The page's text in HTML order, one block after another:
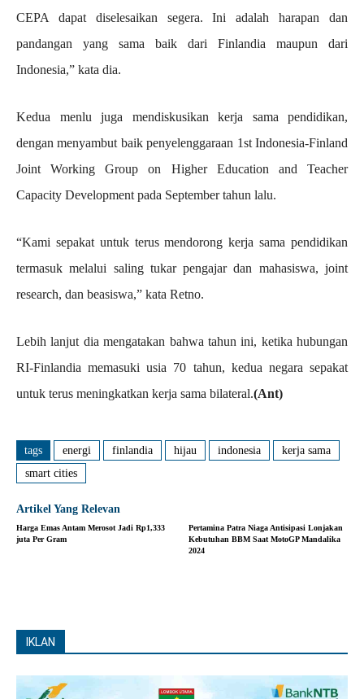
CEPA dapat diselesaikan segera. Ini adalah harapan dan
pandangan yang sama baik dari Finlandia maupun dari
Indonesia,” kata dia.
Kedua menlu juga mendiskusikan kerja sama pendidikan,
dengan menyambut baik penyelenggaraan 1st Indonesia-Finland
Joint Working Group on Higher Education and Teacher
Capacity Development pada September tahun lalu.
“Kami sepakat untuk terus mendorong kerja sama pendidikan
termasuk melalui saling tukar pengajar dan mahasiswa, joint
research, dan beasiswa,” kata Retno.
Lebih lanjut dia mengatakan bahwa tahun ini, ketika hubungan
RI-Finlandia memasuki usia 70 tahun, kedua negara sepakat
untuk terus meningkatkan kerja sama bilateral.(Ant)
tags energi finlandia hijau indonesia
kerja sama
smart cities
Artikel Yang Relevan
Harga Emas Antam Merosot Jadi Rp1,333
juta Per Gram
Pertamina Patra Niaga Antisipasi Lonjakan
Kebutuhan BBM Saat MotoGP Mandalika
2024
IKLAN